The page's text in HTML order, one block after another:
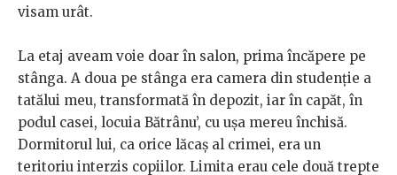
visam urât.
La etaj aveam voie doar în salon, prima încăpere pe
stânga. A doua pe stânga era camera din studenție a
tatălui meu, transformată în depozit, iar în capăt, în
podul casei, locuia Bătrânu’, cu ușa mereu închisă.
Dormitorul lui, ca orice lăcaș al crimei, era un
teritoriu interzis copiilor. Limita erau cele două trepte